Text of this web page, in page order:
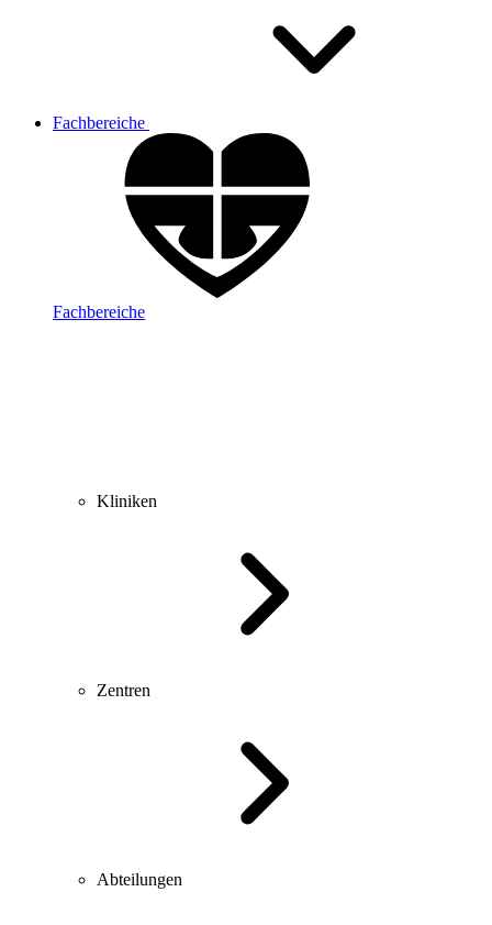
Fachbereiche
Fachbereiche
Kliniken
Zentren
Abteilungen